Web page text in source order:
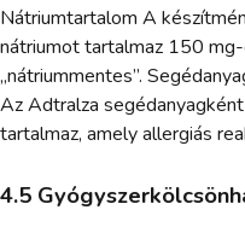
Nátriumtartalom A
nátriumot tartalmaz 150
„nátriummentes”.
Az Adtralza
tartalmaz, amely allergiás
4.5